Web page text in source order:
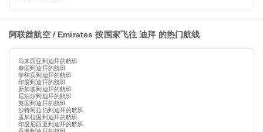
阿联酋航空 / Emirates 按国家飞往 迪拜 的热门航线
马来西亚到迪拜的航班
泰国到迪拜的航班
菲律宾到迪拜的航班
印度到迪拜的航班
新加坡到迪拜的航班
尼泊尔到迪拜的航班
英国到迪拜的航班
沙特阿拉伯到迪拜的航班
孟加拉国到迪拜的航班
印度尼西亚到迪拜的航班